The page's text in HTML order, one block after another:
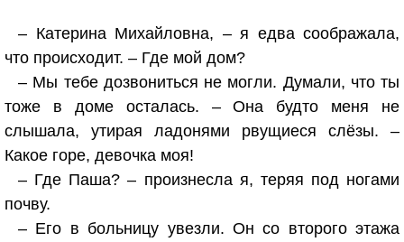
– Катерина Михайловна, – я едва соображала,
что происходит. – Где мой дом?
– Мы тебе дозвониться не могли. Думали, что ты
тоже в доме осталась. – Она будто меня не
слышала, утирая ладонями рвущиеся слёзы. –
Какое горе, девочка моя!
– Где Паша? – произнесла я, теряя под ногами
почву.
– Его в больницу увезли. Он со второго этажа